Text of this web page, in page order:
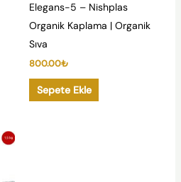
Elegans-5 – Nishplas
Organik Kaplama | Organik
Sıva
800.00₺
Sepete Ekle